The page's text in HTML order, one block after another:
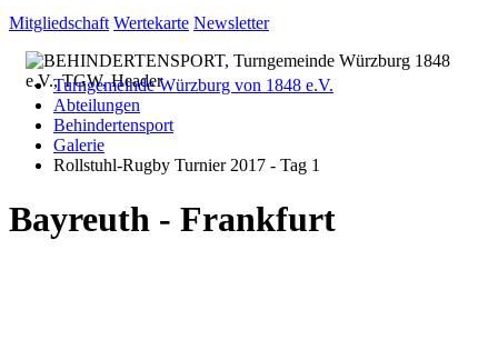
Mitgliedschaft Wertekarte Newsletter
Turngemeinde Würzburg von 1848 e.V.
Abteilungen
Behindertensport
Galerie
Rollstuhl-Rugby Turnier 2017 - Tag 1
Bayreuth - Frankfurt